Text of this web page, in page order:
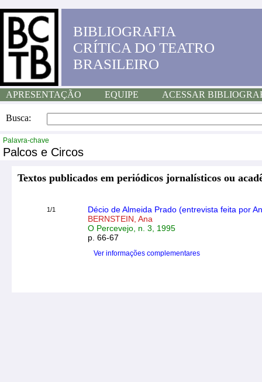
BIBLIOGRAFIA
CRÍTICA DO TEATRO
BRASILEIRO
APRESENTAÇÃO EQUIPE ACESSAR
Busca:
Palavra-chave
Palcos e Circos
Textos publicados em periódicos jornalísticos ou
1/1
Décio de Almeida Prado (entrevista feita por
BERNSTEIN, Ana
O Percevejo, n. 3, 1995
p. 66-67
Ver informações complementares